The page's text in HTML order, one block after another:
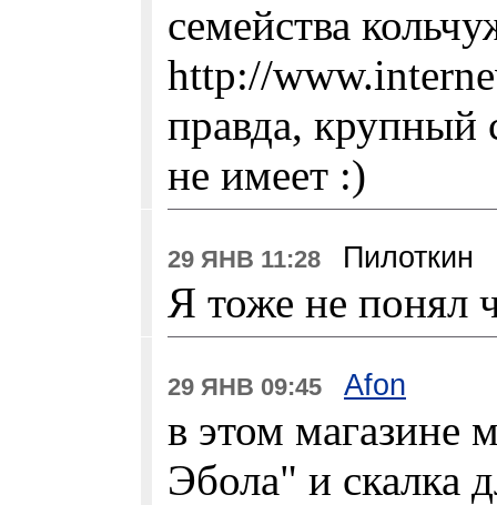
семейства
http://
правда, крупный
не имеет :)
29 ЯНВ 11:28 Пилоткин
Я тоже не понял
29 ЯНВ 09:45 Afon
в этом магазине
Эбола" и скалка